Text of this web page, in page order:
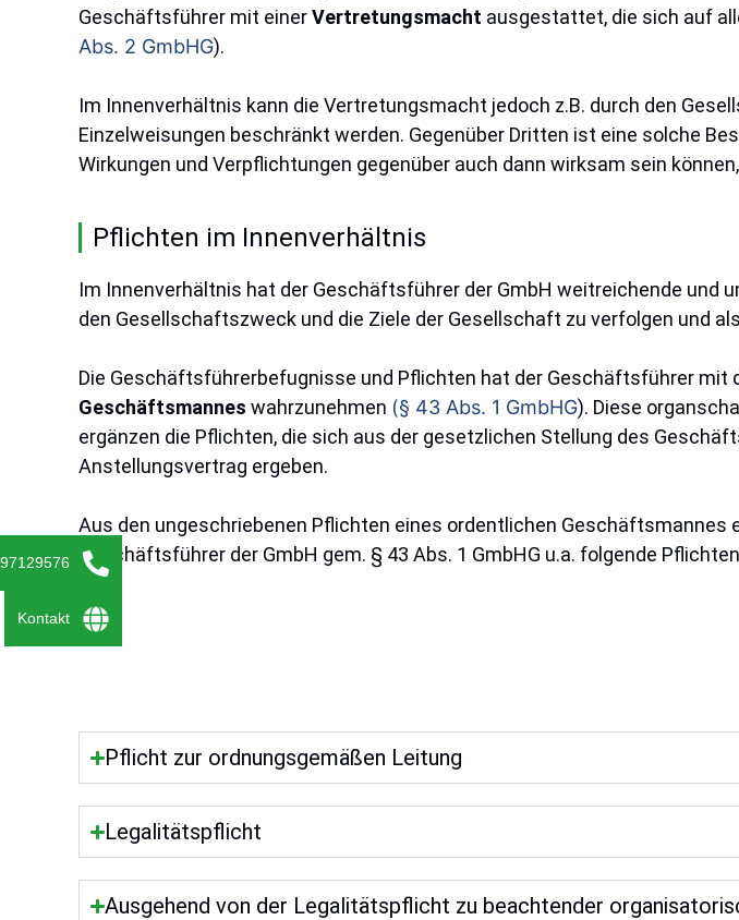
Geschäftsführer mit einerVertretungsmacht ausgestattet, die sich auf
Abs. 2 GmbHG).
Im Innenverhältnis kann die Vertretungsmacht jedoch z.B. durch den
Einzelweisungen beschränkt werden. Gegenüber Dritten ist eine solche
Wirkungen und Verpflichtungen gegenüber auch dann wirksam sein
Pflichten im Innenverhältnis
Im Innenverhältnis hat der Geschäftsführer der GmbH weitreichende
den Gesellschaftszweck und die Ziele der Gesellschaft zu verfolgen und
Die Geschäftsführerbefugnisse und Pflichten hat der Geschäftsführer mit
Geschäftsmannes wahrzunehmen (§ 43 Abs. 1 GmbHG). Diese
ergänzen die Pflichten, die sich aus der gesetzlichen Stellung des
Anstellungsvertrag ergeben.
Aus den ungeschriebenen Pflichten eines ordentlichen Geschäftsmannes
Geschäftsführer der GmbH gem. § 43 Abs. 1 GmbHG u.a. folgende
Pflicht zur ordnungsgemäßen Leitung
Legalitätspflicht
Ausgehend von der Legalitätspflicht zu beachtender
Kontakt